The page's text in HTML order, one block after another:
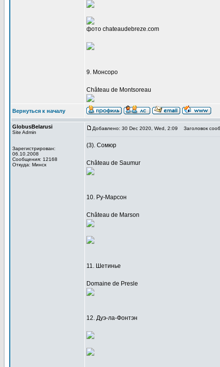
фото chateaudebreze.com
9. Монсоро
Château de Montsoreau
Вернуться к началу
GlobusBelarusi
Site Admin
Зарегистрирован:
06.10.2008
Сообщения: 12168
Откуда: Минск
Добавлено: 30 Dec 2020, Wed, 2:09 Заголовок
(3). Сомюр
Château de Saumur
10. Ру-Марсон
Château de Marson
11. Шетинье
Domaine de Presle
12. Дуэ-ла-Фонтэн